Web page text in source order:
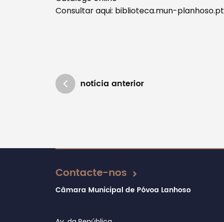
Consultar aqui: biblioteca.mun-planhoso.pt
notícia anterior
Atualizado em 16/12/2024
Contacte-nos
Câmara Municipal de Póvoa Lanhoso